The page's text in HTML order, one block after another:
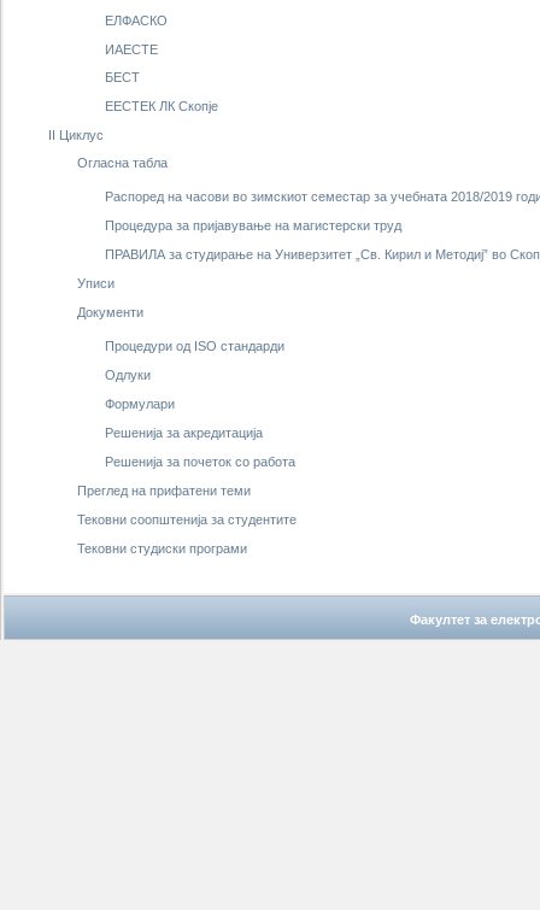
ЕЛФАСКО
ИАЕСТЕ
БЕСТ
ЕЕСТЕК ЛК Скопје
II Циклус
Огласна табла
Распоред на часови во зимскиот семестар за учебната 2018/2019
Процедура за пријавување на магистерски труд
ПРАВИЛА за студирање на Универзитет „Св. Кирил и Методиј” во
Уписи
Документи
Процедури од ISO стандарди
Одлуки
Формулари
Решенија за акредитација
Решенија за почеток со работа
Преглед на прифатени теми
Тековни соопштенија за студентите
Тековни студиски програми
Факултет за